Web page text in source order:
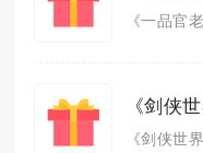
《一品官
《剑侠
《剑侠世